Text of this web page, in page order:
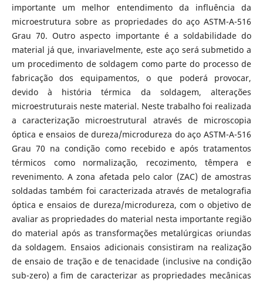
importante um melhor entendimento da influência da
microestrutura sobre as propriedades do aço ASTM-A-516
Grau 70. Outro aspecto importante é a soldabilidade do
material já que, invariavelmente, este aço será submetido a
um procedimento de soldagem como parte do processo de
fabricação dos equipamentos, o que poderá provocar,
devido à história térmica da soldagem, alterações
microestruturais neste material. Neste trabalho foi realizada
a caracterização microestrutural através de microscopia
óptica e ensaios de dureza/microdureza do aço ASTM-A-516
Grau 70 na condição como recebido e após tratamentos
térmicos como normalização, recozimento, têmpera e
revenimento. A zona afetada pelo calor (ZAC) de amostras
soldadas também foi caracterizada através de metalografia
óptica e ensaios de dureza/microdureza, com o objetivo de
avaliar as propriedades do material nesta importante região
do material após as transformações metalúrgicas oriundas
da soldagem. Ensaios adicionais consistiram na realização
de ensaio de tração e de tenacidade (inclusive na condição
sub-zero) a fim de caracterizar as propriedades mecânicas